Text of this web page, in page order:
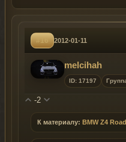
#16 2012-01-11
melcihah
ID: 17197
-2
К материалу: BMW Z4